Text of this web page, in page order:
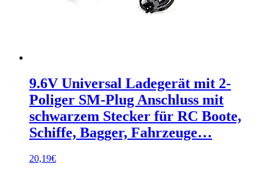
9.6V Universal Ladegerät mit 2-
Poliger SM-Plug Anschluss mit
schwarzem Stecker für RC Boote,
Schiffe, Bagger, Fahrzeuge…
20,19€